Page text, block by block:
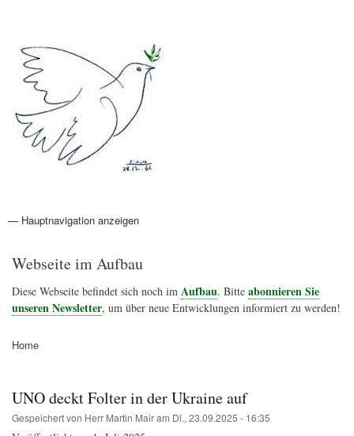
Hauptnavigation
— Hauptnavigation anzeigen
Aktionen
Friedensbewegung
Friedensprojekte
Home
Konflikte
Links
Narichtenlinks
News
Politik
Termine
Texte
Kunst
Friedensexperten
Friedensforschung
Friedensinitiativen
Friedensnachrichten
Webseite im Aufbau
Diese Webseite befindet sich noch im Aufbau. Bitte abonnieren Sie
unseren Newsletter, um über neue Entwicklungen informiert zu werden!
Home
UNO deckt Folter in der Ukraine auf
Gespeichert von Herr Martin Mairam Di., 23.09.2025 - 16:35